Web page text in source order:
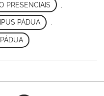
PRESENCIAIS
PÁDUA ,